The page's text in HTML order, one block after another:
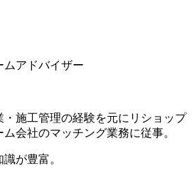
ムアドバイザー
・施工管理の経験を元にリショップ
会社のマッチング業務に従事。
が豊富。